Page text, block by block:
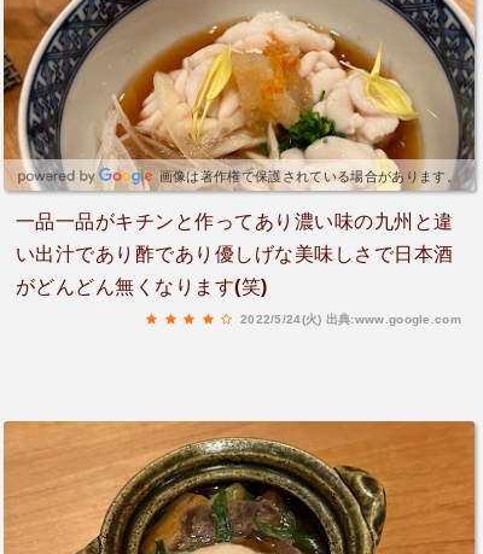
きながら、調理場を見ると分厚い魚をカットし炙
り焼きにしてる様子|дﾟ) ウマソー！！正体はさ
わらでした！！ なので追加で便乗便乗。脂乗り
最高で身も柔らかい。これは酒のいいアテに出会
えた。つまみに、自家製ホタルイカの沖漬け、肉
は長崎壱岐牛フィレ炭焼き 100ｇ2500円 約18
0Ｇ程。中心はしっかりレア。 下味の塩はしっ
かりなので、やっぱりワサビが一番(^^♪〆はアオ
サのみそ汁でホッコリ、ニコニコｗ美味しく頂き
ました、ごちそうさまでした。
画像は著作権で保護されている場合があります。
一品一品がキチンと作ってあり濃い味の九州と違
い出汁であり酢であり優しげな美味しさで日本酒
がどんどん無くなります(笑)
2022/5/24(火) 出典:www.google.com